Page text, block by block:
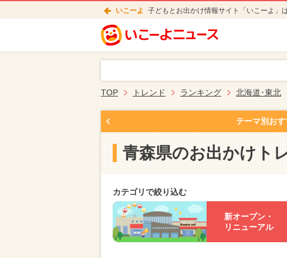
いこーよ 子どもとお出かけ情報サイト「いこーよ」
TOP トレンド ランキング 北海道･東北
テーマ別お
青森県のお出かけト
カテゴリで絞り込む
新オープン・
リニューアル